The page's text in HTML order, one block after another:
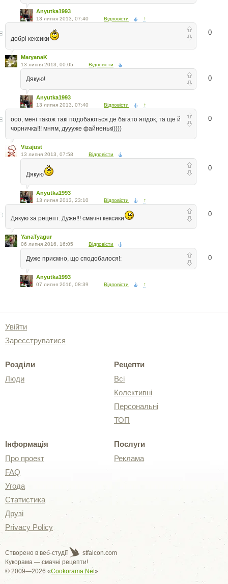
Anyutka1993
13 липня 2013, 07:40 Відповісти ↑
0
добрі кексики
MaryanaK
13 липня 2013, 00:05 Відповісти
0
Дякую!
Anyutka1993
13 липня 2013, 07:40 Відповісти ↑
0
ооо, мені також такі подобаються де багато ягідок, та ще й
чорничка!!! мням, дуууже файненькі))))
Vizajust
13 липня 2013, 07:58 Відповісти
0
Дякую
Anyutka1993
13 липня 2013, 23:10 Відповісти ↑
0
Дякую за рецепт. Дуже!!! смачні кексики
YanaTyagur
06 липня 2016, 16:05 Відповісти
0
Дуже приємно, що сподобалося!:
Anyutka1993
07 липня 2016, 08:39 Відповісти ↑
Увійти
Зареєструватися
Розділи
Люди
Рецепти
Всі
Колективні
Персональні
ТОП
Інформація
Про проект
FAQ
Угода
Статистика
Друзі
Privacy Policy
Послуги
Реклама
Створено в веб-студії
stfalcon.com
Кукорама — смачні рецепти!
© 2009—2026 «Cookorama.Net»